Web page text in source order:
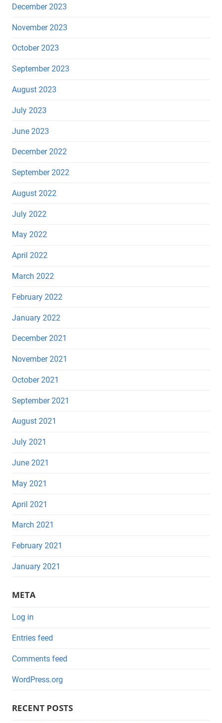
December 2023
November 2023
October 2023
September 2023
August 2023
July 2023
June 2023
December 2022
September 2022
August 2022
July 2022
May 2022
April 2022
March 2022
February 2022
January 2022
December 2021
November 2021
October 2021
September 2021
August 2021
July 2021
June 2021
May 2021
April 2021
March 2021
February 2021
January 2021
META
Log in
Entries feed
Comments feed
WordPress.org
RECENT POSTS